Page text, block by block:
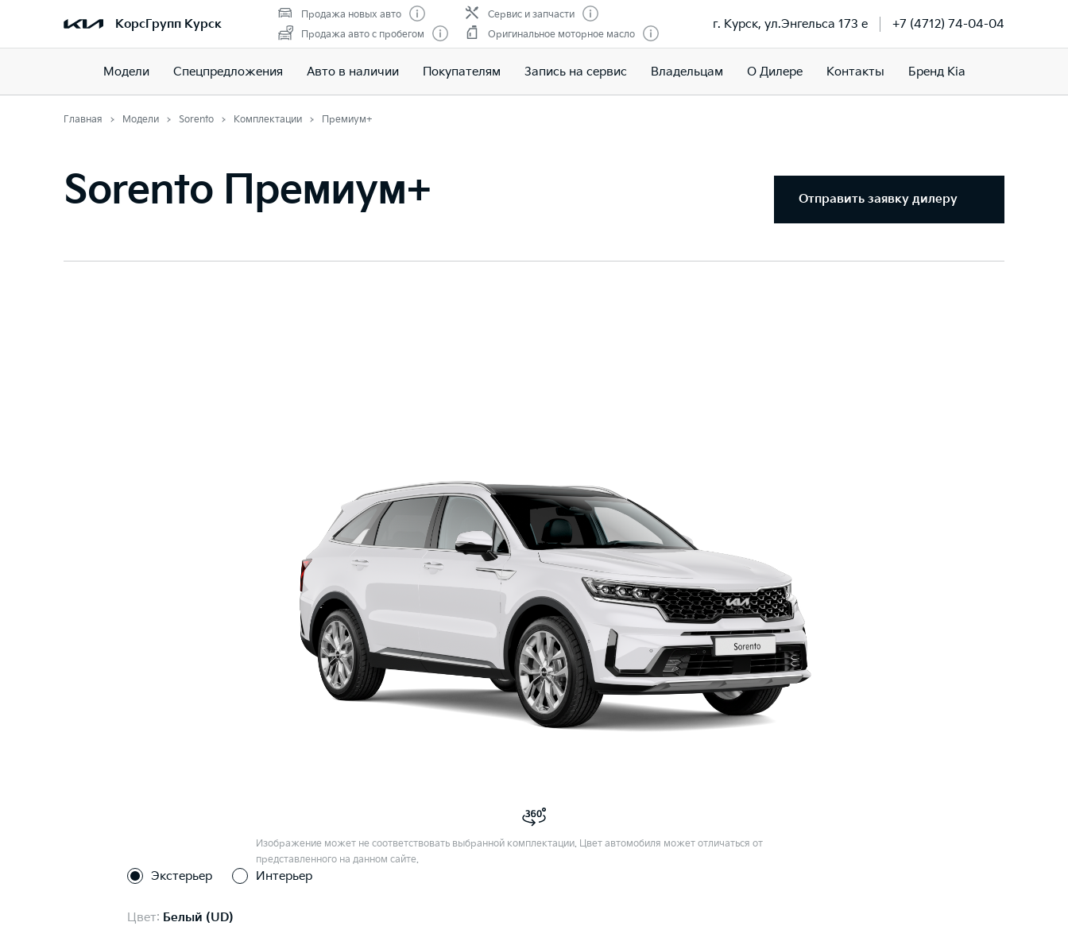
КорсГрупп Курск
Продажа новых авто
Продажа авто с пробегом
Сервис и запчасти
Оригинальное моторное масло
г. Курск, ул.Энгельса 173 е +7 (4712) 74-04-04
Модели Спецпредложения Авто в наличии Покупателям Запись на сервис Владельцам О Дилере Контакты Бренд Kia
Главная Модели Sorento Комплектации Премиум+
Sorento Премиум+ Отправить заявку дилеру
Изображение может не соответствовать выбранной комплектации. Цвет автомобиля может отличаться от
представленного на данном сайте.
Экстерьер Интерьер
Цвет: Белый (UD)